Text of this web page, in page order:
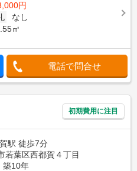
円
なし
㎡
電話で問合せ
初期費用に注目
駅 徒歩7分
若葉区西都賀４丁目
築10年